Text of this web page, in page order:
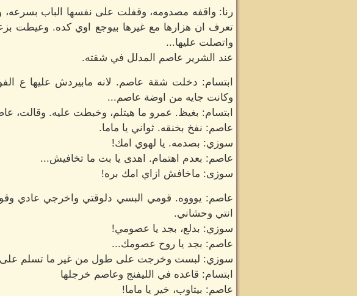
رنا: واقفه مصدومه، وقفلت على نفسها الباب بسرعه،
تعرف ان هزارها مع غيرها بيوجع اوي كده. وعيطت
واتصلت عليها...
عند الشرير عاصم المدلل في شقته.
ابتسام: دخلت شقة عاصم. لانه مابيردش عليها ع
وكانت جايه من اوضة عاصم...
ابتسام: بغيظ. عمرو ما هيتلم، وخبطت عليه. وقالت،
عاصم: نفخ بخنقه. ثواني يا ماما.
سوزي: بصدمه. يا لهوي امك!
عاصم: بعدم اهتمام. اهدى يا بت ما تخافيش...
سوزى: ماخافش ازاي امك بره!
عاصم: يوووه. قومي البسي دلوقتي واخرجي عادي
انتي وحشاني.
سوزي: بدلع، بجد يا عصومي!
عاصم: بجد يا روح عصومك...
سوزي: لبست وخرجت على طول من غير ما تسلم على
ابتسام: قاعده في الليفنج وعاصم خرجلها
عاصم: بيتاوب، خير يا ماما!